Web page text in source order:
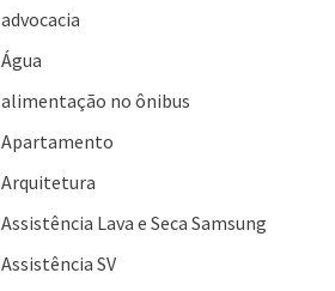
advocacia
Água
alimentação no ônibus
Apartamento
Arquitetura
Assistência Lava e Seca Samsung
Assistência SV